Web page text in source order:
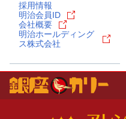
採用情報
明治会員ID
会社概要
明治ホールディング
ス株式会社